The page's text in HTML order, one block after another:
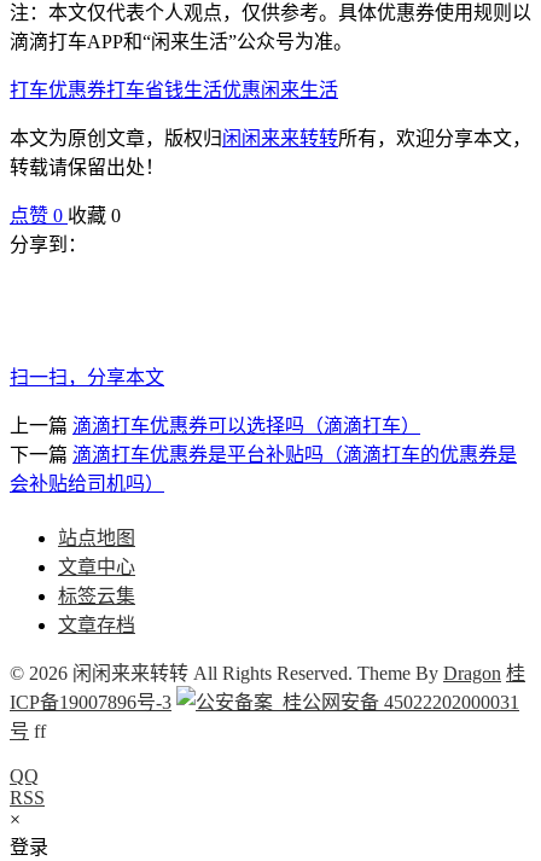
注：本文仅代表个人观点，仅供参考。具体优惠券使用规则以
滴滴打车APP和“闲来生活”公众号为准。
打车优惠券打车省钱生活优惠闲来生活
本文为原创文章，版权归闲闲来来转转所有，欢迎分享本文，
转载请保留出处！
点赞 0 收藏 0
分享到：
扫一扫，分享本文
上一篇 滴滴打车优惠券可以选择吗（滴滴打车）
下一篇 滴滴打车优惠券是平台补贴吗（滴滴打车的优惠券是
会补贴给司机吗）
站点地图
文章中心
标签云集
文章存档
© 2026 闲闲来来转转 All Rights Reserved. Theme By Dragon 桂
ICP备19007896号-3
桂公网安备 45022202000031
号 ff
QQ
RSS
×
登录